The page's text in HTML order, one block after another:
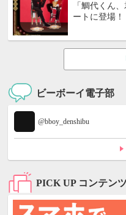
「鯛代くん
ートに登場！
ビーボーイ電子部
@bboy_denshibu
PICK UP コンテンツ